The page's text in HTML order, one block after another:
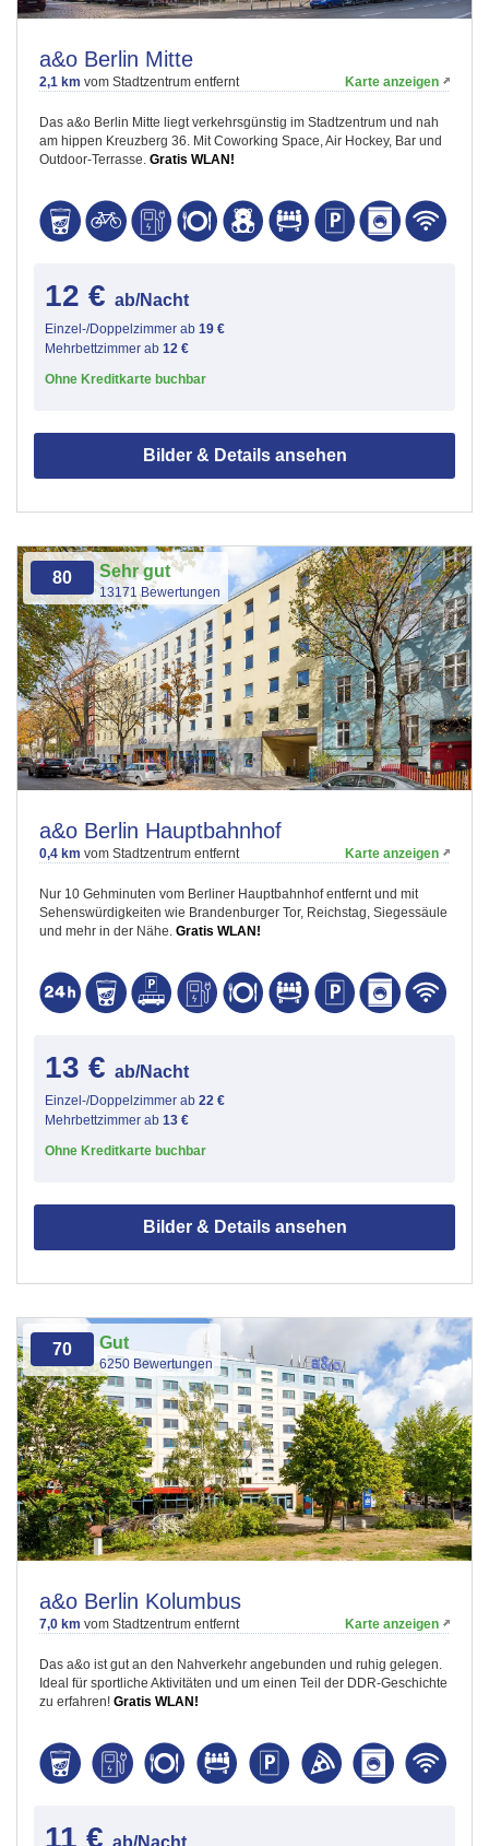
a&o Berlin Mitte
2,1 km vom Stadtzentrum entfernt Karte anzeigen
Das a&o Berlin Mitte liegt verkehrsgünstig im Stadtzentrum und nah
am hippen Kreuzberg 36. Mit Coworking Space, Air Hockey, Bar und
Outdoor-Terrasse. Gratis WLAN!
12 € ab/Nacht
Einzel-/Doppelzimmer ab 19 €
Mehrbettzimmer ab 12 €
Ohne Kreditkarte buchbar
Bilder & Details ansehen
80 Sehr gut
13171 Bewertungen
a&o Berlin Hauptbahnhof
0,4 km vom Stadtzentrum entfernt Karte anzeigen
Nur 10 Gehminuten vom Berliner Hauptbahnhof entfernt und mit
Sehenswürdigkeiten wie Brandenburger Tor, Reichstag, Siegessäule
und mehr in der Nähe. Gratis WLAN!
13 € ab/Nacht
Einzel-/Doppelzimmer ab 22 €
Mehrbettzimmer ab 13 €
Ohne Kreditkarte buchbar
Bilder & Details ansehen
70 Gut
6250 Bewertungen
a&o Berlin Kolumbus
7,0 km vom Stadtzentrum entfernt Karte anzeigen
Das a&o ist gut an den Nahverkehr angebunden und ruhig gelegen.
Ideal für sportliche Aktivitäten und um einen Teil der DDR-Geschichte
zu erfahren! Gratis WLAN!
11 € ab/Nacht